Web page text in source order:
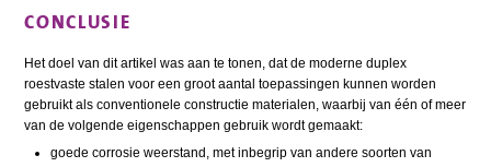
CONCLUSIE
Het doel van dit artikel was aan te tonen, dat de moderne duplex
roestvaste stalen voor een groot aantal toepassingen kunnen worden
gebruikt als conventionele constructie materialen, waarbij van één of meer
van de volgende eigenschappen gebruik wordt gemaakt:
goede corrosie weerstand, met inbegrip van andere soorten van